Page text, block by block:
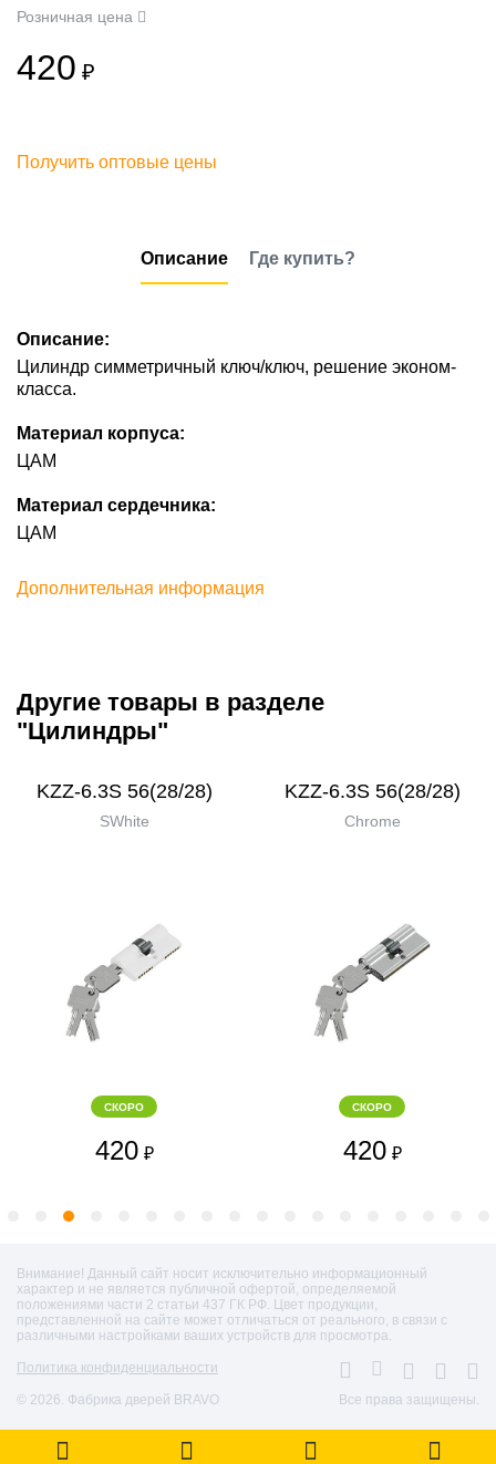
Розничная цена
420 ₽
Получить оптовые цены
Описание Где купить?
Описание:
Цилиндр симметричный ключ/ключ, решение эконом-
класса.
Материал корпуса:
ЦАМ
Материал сердечника:
ЦАМ
Дополнительная информация
Другие товары в разделе
"Цилиндры"
KZZ-6.3S 56(28/28)
SWhite
СКОРО
420 ₽
KZZ-6.3S 56(28/28)
Chrome
СКОРО
420 ₽
Внимание! Данный сайт носит исключительно информационный
характер и не является публичной офертой, определяемой
положениями части 2 статьи 437 ГК РФ. Цвет продукции,
представленной на сайте может отличаться от реального, в связи с
различными настройками ваших устройств для просмотра.
Политика конфиденциальности
© 2026. Фабрика дверей BRAVO Все права защищены.